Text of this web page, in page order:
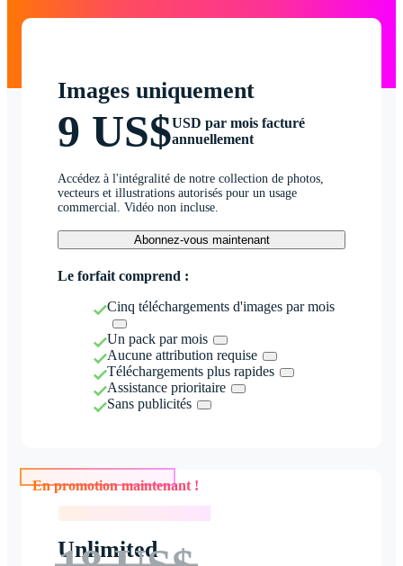
Images uniquement
9 US$USD par mois facturé
annuellement
Accédez à l'intégralité de notre collection de photos,
vecteurs et illustrations autorisés pour un usage
commercial. Vidéo non incluse.
Abonnez-vous maintenant
Le forfait comprend :
Cinq téléchargements d'images par mois
Un pack par mois
Aucune attribution requise
Téléchargements plus rapides
Assistance prioritaire
Sans publicités
En promotion maintenant !
Unlimited